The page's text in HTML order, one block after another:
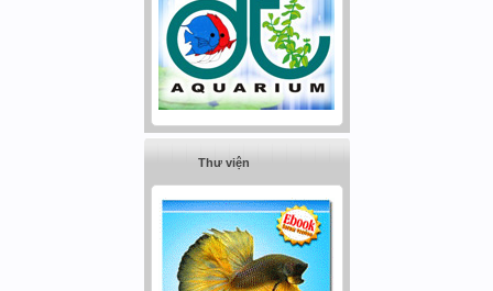
Thư viện